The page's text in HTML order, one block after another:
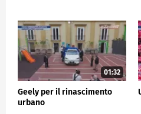
01:32
Geely per il rinascimento
urbano